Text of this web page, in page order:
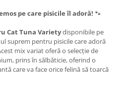
pe care pisicile îl adoră! 🐾
Cat Tuna Varietydisponibile pe
suprem pentru pisicile care adoră
mix variat oferă o selecție de
prins în sălbăticie, oferind o
care va face orice felină să toarcă